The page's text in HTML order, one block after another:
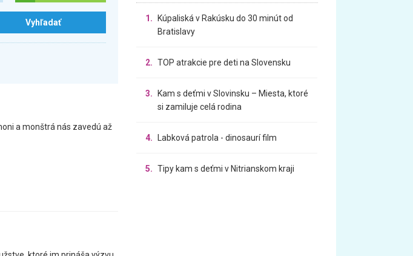
a monštrá nás zavedú až
1.
Kúpaliská v Rakúsku do 30 minút od
Bratislavy
2. TOP atrakcie pre deti na Slovensku
3.
Kam s deťmi v Slovinsku – Miesta, ktoré
si zamiluje celá rodina
4. Labková patrola - dinosaurí film
5. Tipy kam s deťmi v Nitrianskom kraji